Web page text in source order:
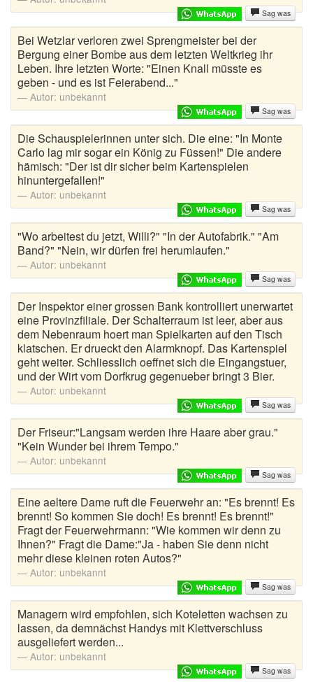
Kellnerwitze
Kelly Witze
Kevin Witze
Kinderwitze
Kirchenwitze
Klosprüche
Kneipenwitze
Länderwitze
Lieber als Sprüche
Lustige Abkürzungen
Lustige Autokennzeichen
Lustige Fragen
Lustige Zitate
Männerwitze
Mantawitze
Musikerwitze
Mutproben
Ossi Witze
Österreicher Witze
Ostfriesenwitze
Polenwitze
Sag was
Bei Wetzlar verloren zwei Sprengmeister bei der
Bergung einer Bombe aus dem letzten Weltkrieg ihr
Leben. Ihre letzten Worte: "Einen Knall müsste es
geben - und es ist Feierabend..."
Autor: unbekannt
Sag was
Die Schauspielerinnen unter sich. Die eine: "In Monte
Carlo lag mir sogar ein König zu Füssen!" Die andere
hämisch: "Der ist dir sicher beim Kartenspielen
hinuntergefallen!"
Autor: unbekannt
Sag was
"Wo arbeitest du jetzt, Willi?" "In der Autofabrik." "Am
Band?" "Nein, wir dürfen frei herumlaufen."
Autor: unbekannt
Sag was
Der Inspektor einer grossen Bank kontrolliert unerwartet
eine Provinzfiliale. Der Schalterraum ist leer, aber aus
dem Nebenraum hoert man Spielkarten auf den Tisch
klatschen. Er drueckt den Alarmknopf. Das Kartenspiel
geht weiter. Schliesslich oeffnet sich die Eingangstuer,
und der Wirt vom Dorfkrug gegenueber bringt 3 Bier.
Autor: unbekannt
Sag was
Der Friseur:"Langsam werden ihre Haare aber grau."
"Kein Wunder bei ihrem Tempo."
Autor: unbekannt
Sag was
Eine aeltere Dame ruft die Feuerwehr an: "Es brennt! Es
brennt! So kommen Sie doch! Es brennt! Es brennt!"
Fragt der Feuerwehrmann: "Wie kommen wir denn zu
Ihnen?" Fragt die Dame:"Ja - haben Sie denn nicht
mehr diese kleinen roten Autos?"
Autor: unbekannt
Sag was
Managern wird empfohlen, sich Koteletten wachsen zu
lassen, da demnächst Handys mit Klettverschluss
ausgeliefert werden...
Autor: unbekannt
Sag was